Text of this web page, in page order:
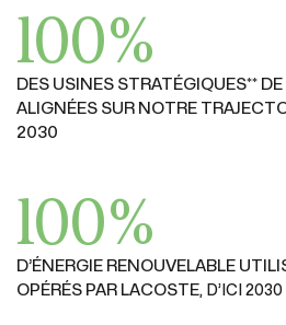
100%
DES USINES STRATÉGIQUES** DE
ALIGNÉES SUR NOTRE
2030
100%
D’ÉNERGIE RENOUVELABLE
OPÉRÉS PAR LACOSTE, D’ICI 2030